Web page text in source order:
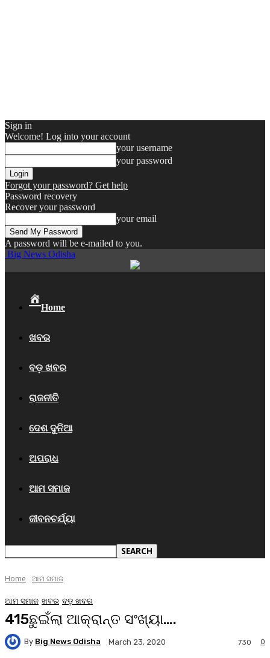
Sign in
Welcome! Log into your account
your username
your password
Forgot your password? Get help
Password recovery
Recover your password
your email
A password will be e-mailed to you.
Big News Odisha
Home
ଖବର
ବଡ଼ ଖବର
ରାଜନୀତି
ଦେଶ ଦୁନିଆ
ଅପରାଧ
ଆମ ସମାଜ
ଜୀବନଚର୍ଯ୍ୟା
Home ଆମ ସମାଜ
ଆମ ସମାଜ ଖବର ବଡ଼ ଖବର
415ଛୁଇଁଲା ଆକ୍ରାନ୍ତ ସଂଖ୍ୟା….
By Big News Odisha March 23, 2020 0
730